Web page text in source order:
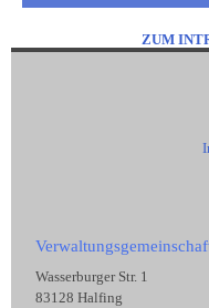
ZUM
Wasserburger Str. 1
83128 Halfing